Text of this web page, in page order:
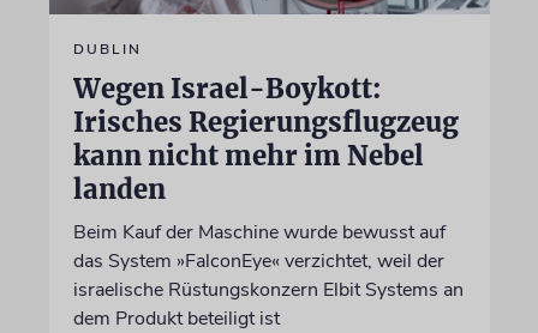
DUBLIN
Wegen Israel-Boykott:
Irisches Regierungsflugzeug
kann nicht mehr im Nebel
landen
Beim Kauf der Maschine wurde bewusst auf
das System »FalconEye« verzichtet, weil der
israelische Rüstungskonzern Elbit Systems an
dem Produkt beteiligt ist